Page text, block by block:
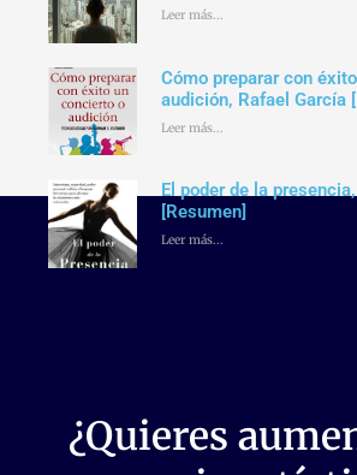
Leer más...
Cómo preparar con
audición, Rafael García
Leer más...
El poder de la
[Resumen]
Leer más...
¿Quieres